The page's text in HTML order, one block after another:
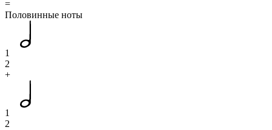
=
Половинные ноты
1
2
+
1
2